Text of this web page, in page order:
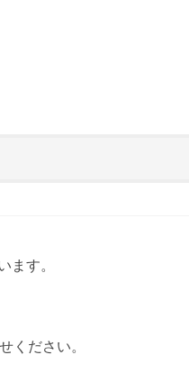
ます。
ください。